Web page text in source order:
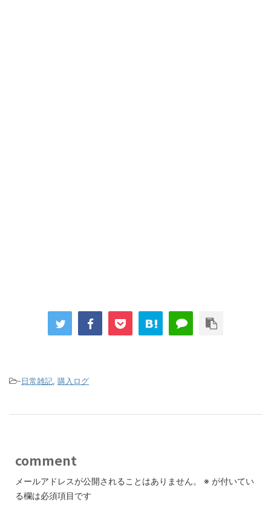
-日常雑記, 購入ログ
comment
メールアドレスが公開されることはありません。 ※ が付いてい
る欄は必須項目です